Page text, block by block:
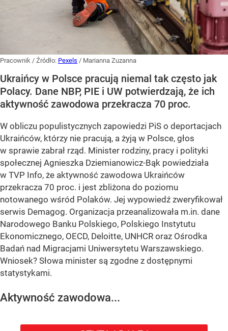
Pracownik / Źródło: Pexels / Marianna Zuzanna
Ukraińcy w Polsce pracują niemal tak często jak
Polacy. Dane NBP, PIE i UW potwierdzają, że ich
aktywność zawodowa przekracza 70 proc.
W obliczu populistycznych zapowiedzi PiS o deportacjach
Ukraińców, którzy nie pracują, a żyją w Polsce, głos
w sprawie zabrał rząd. Minister rodziny, pracy i polityki
społecznej Agnieszka Dziemianowicz-Bąk powiedziała
w TVP Info, że aktywność zawodowa Ukraińców
przekracza 70 proc. i jest zbliżona do poziomu
notowanego wśród Polaków. Jej wypowiedź zweryfikował
serwis Demagog. Organizacja przeanalizowała m.in. dane
Narodowego Banku Polskiego, Polskiego Instytutu
Ekonomicznego, OECD, Deloitte, UNHCR oraz Ośrodka
Badań nad Migracjami Uniwersytetu Warszawskiego.
Wniosek? Słowa minister są zgodne z dostępnymi
statystykami.
Aktywność zawodowa...